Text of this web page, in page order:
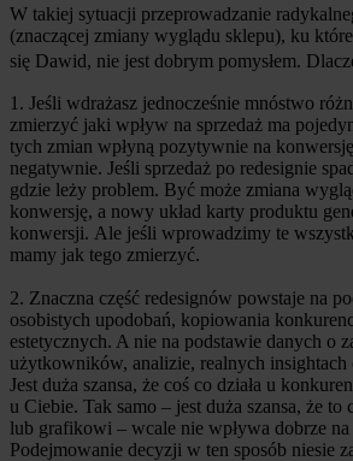
W takiej sytuacji przeprowadzanie
(znaczącej zmiany wyglądu sklepu), ku
się Dawid, nie jest dobrym pomysłem.
1. Jeśli wdrażasz jednocześnie mnóstwo
zmierzyć jaki wpływ na sprzedaż ma
tych zmian wpłyną pozytywnie na
negatywnie. Jeśli sprzedaż po redesignie
gdzie leży problem. Być może zmiana
konwersję, a nowy układ karty produktu
konwersji. Ale jeśli wprowadzimy te
mamy jak tego zmierzyć.
2. Znaczna część redesignów powstaje na
osobistych upodobań, kopiowania
estetycznych. A nie na podstawie danych o
użytkowników, analizie, realnych insightach
Jest duża szansa, że coś co działa u
u Ciebie. Tak samo – jest duża szansa, że to
lub grafikowi – wcale nie wpływa dobrze
Podejmowanie decyzji w ten sposób niesie